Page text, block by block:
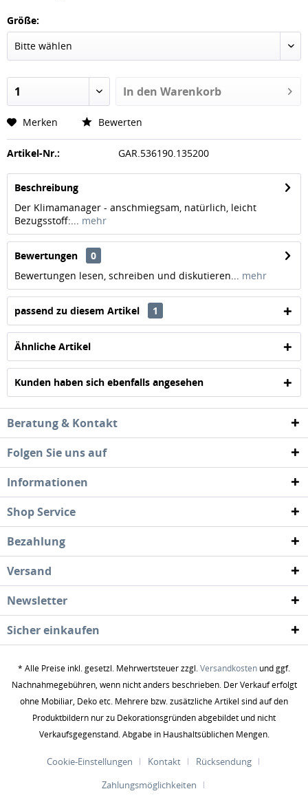
Größe:
In den Warenkorb
Merken Bewerten
Artikel-Nr.: GAR.536190.135200
Beschreibung
Der Klimamanager - anschmiegsam, natürlich, leicht
Bezugsstoff:... mehr
Bewertungen
0
Bewertungen lesen, schreiben und diskutieren... mehr
passend zu diesem Artikel 1
Ähnliche Artikel
Kunden haben sich ebenfalls angesehen
Beratung & Kontakt
Folgen Sie uns auf
Informationen
Shop Service
Bezahlung
Versand
Newsletter
Sicher einkaufen
* Alle Preise inkl. gesetzl. Mehrwertsteuer zzgl.Versandkosten und ggf.
Nachnahmegebühren, wenn nicht anders beschrieben. Der Verkauf erfolgt
ohne Mobiliar, Deko etc. Mehrere bzw. zusätzliche Artikel sind auf den
Produktbildern nur zu Dekorationsgründen abgebildet und nicht
Verkaufsgegenstand. Abgabe in Haushaltsüblichen Mengen.
Cookie-Einstellungen Kontakt
Rücksendung
Zahlungsmöglichkeiten